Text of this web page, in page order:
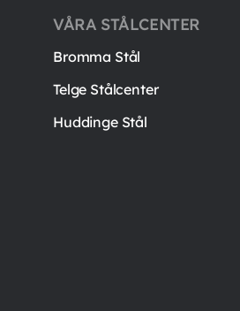
VÅRA STÅLCENTER
Bromma Stål
Telge Stålcenter
Huddinge Stål